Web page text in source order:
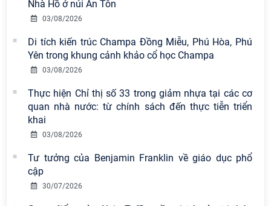
Nhà Hồ ở núi An Tôn
03/08/2026
Di tích kiến trúc Champa Đồng Miễu, Phú Hòa, Phú
Yên trong khung cảnh khảo cổ học Champa
03/08/2026
Thực hiện Chỉ thị số 33 trong giảm nhựa tại các cơ
quan nhà nước: từ chính sách đến thực tiễn triển
khai
03/08/2026
Tư tưởng của Benjamin Franklin về giáo dục phổ
cập
30/07/2026
Viện Hàn lâm Khoa học xã hội Việt
khích tại Cuộc thi chính luận bảo vệ
nền tảng tư tưởng của Đảng năm
2026
Viện Hàn lâm Khoa học xã hội Việt
Nam công bố các quyết định về
công tác cán bộ
Chi bộ Viện Sử học tổ chức Tọa đàm
chuyên đề: Đẩy mạnh học tập, thực
hành tư tưởng, đạo đức, phương